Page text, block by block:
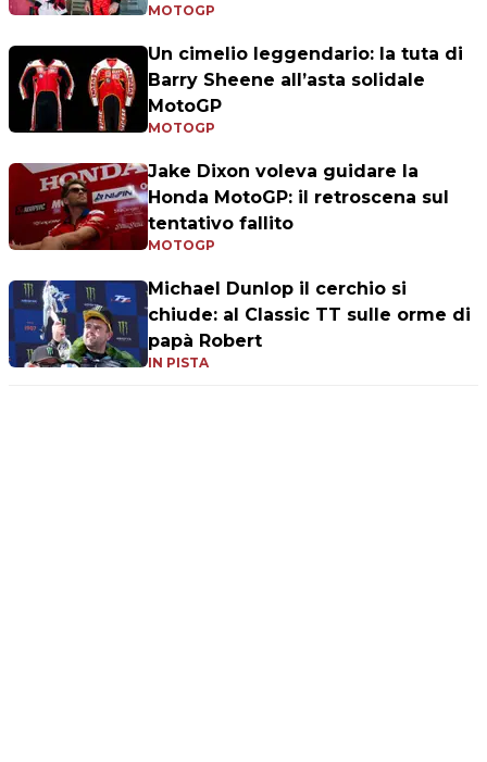
MOTOGP
Un cimelio leggendario: la tuta di
Barry Sheene all’asta solidale
MotoGP
MOTOGP
Jake Dixon voleva guidare la
Honda MotoGP: il retroscena sul
tentativo fallito
MOTOGP
Michael Dunlop il cerchio si
chiude: al Classic TT sulle orme di
papà Robert
IN PISTA